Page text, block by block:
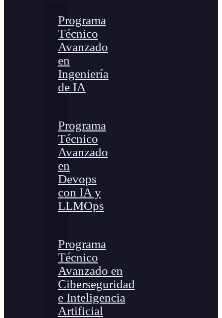
Programa
Técnico
Avanzado
en
Ingeniería
de IA
Programa
Técnico
Avanzado
en
Devops
con IA y
LLMOps
Programa
Técnico
Avanzado en
Ciberseguridad
e Inteligencia
Artificial